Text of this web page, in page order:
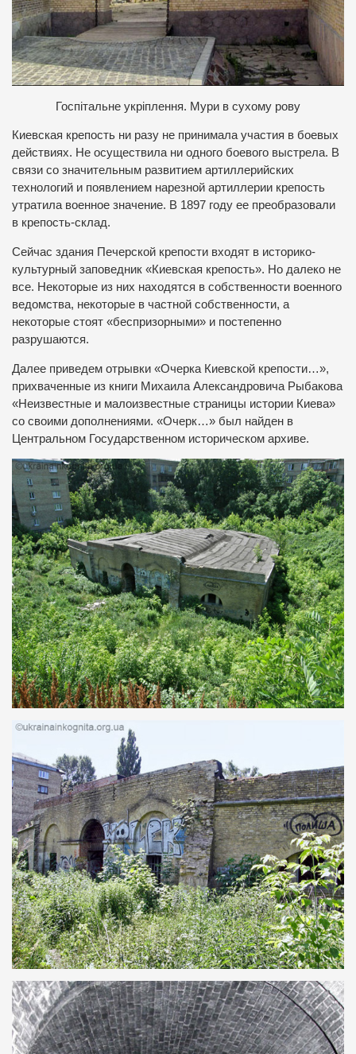
Госпітальне укріплення. Мури в сухому рову
Киевская крепость ни разу не принимала участия в боевых
действиях. Не осуществила ни одного боевого выстрела. В
связи со значительным развитием артиллерийских
технологий и появлением нарезной артиллерии крепость
утратила военное значение. В 1897 году ее преобразовали
в крепость-склад.
Сейчас здания Печерской крепости входят в историко-
культурный заповедник «Киевская крепость». Но далеко не
все. Некоторые из них находятся в собственности военного
ведомства, некоторые в частной собственности, а
некоторые стоят «беспризорными» и постепенно
разрушаются.
Далее приведем отрывки «Очерка Киевской крепости…»,
прихваченные из книги Михаила Александровича Рыбакова
«Неизвестные и малоизвестные страницы истории Киева»
со своими дополнениями. «Очерк…» был найден в
Центральном Государственном историческом архиве.